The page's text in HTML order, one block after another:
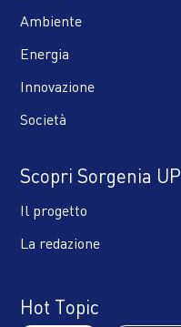
Ambiente
Energia
Innovazione
Società
Scopri Sorgenia UP
Il progetto
La redazione
Hot Topic